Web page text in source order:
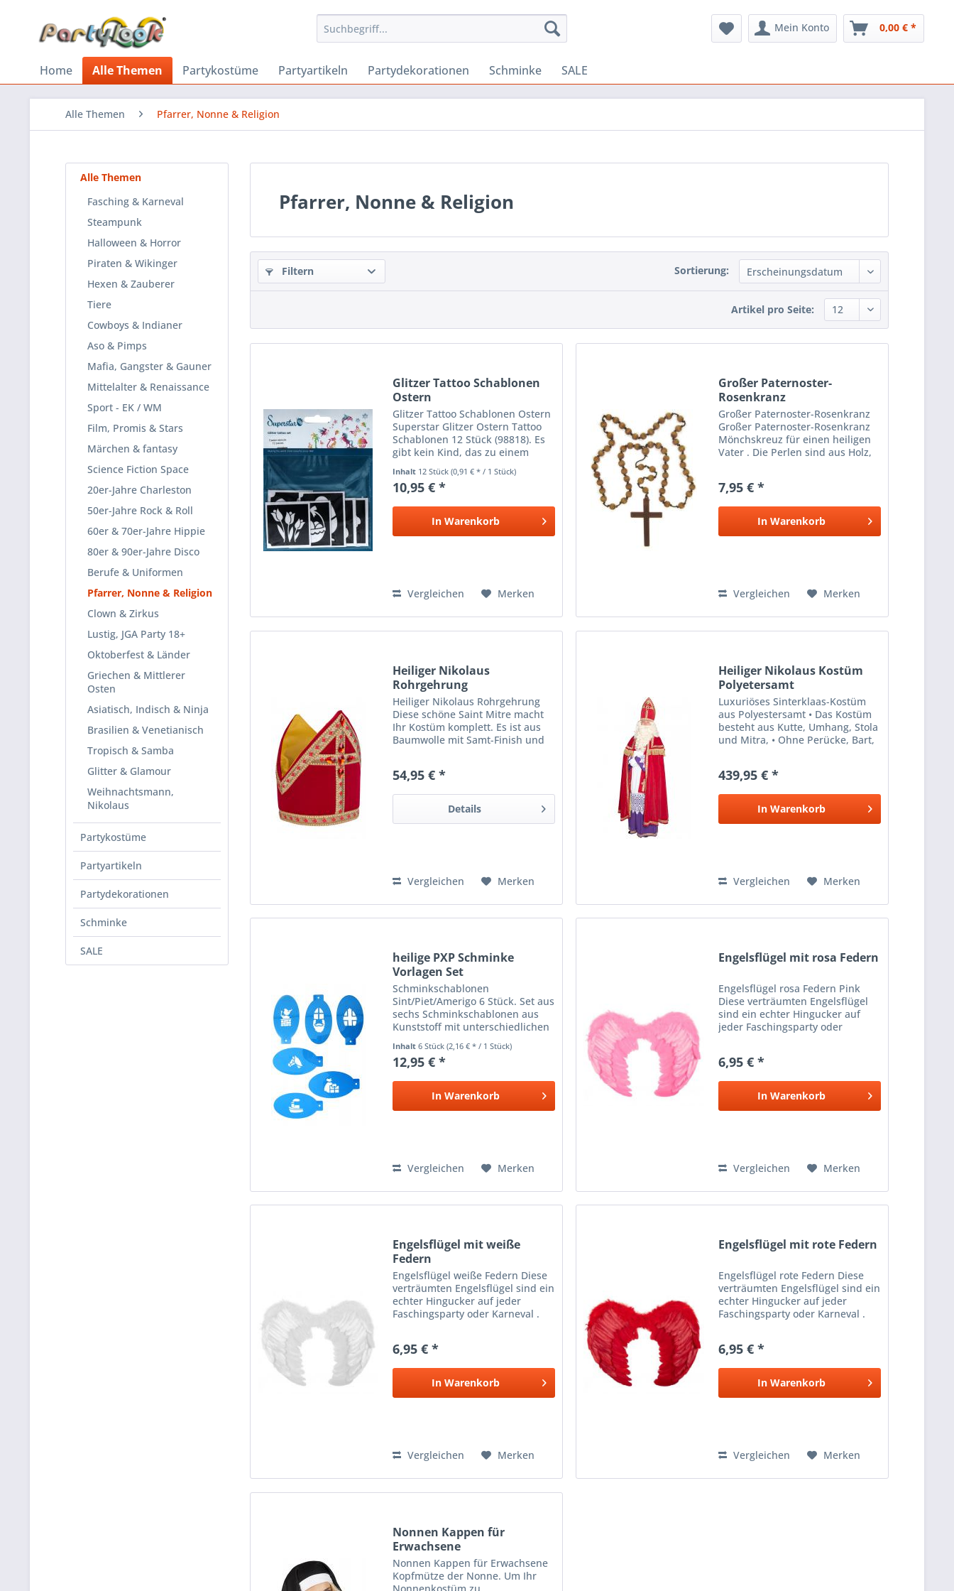
Mein Konto 0,00 € *
Home Alle Themen Partykostüme Partyartikeln Partydekorationen Schminke SALE
Alle Themen Pfarrer, Nonne & Religion
Alle Themen
Fasching & Karneval
Steampunk
Halloween & Horror
Piraten & Wikinger
Hexen & Zauberer
Tiere
Cowboys & Indianer
Aso & Pimps
Mafia, Gangster & Gauner
Mittelalter & Renaissance
Sport - EK / WM
Film, Promis & Stars
Märchen & fantasy
Science Fiction Space
20er-Jahre Charleston
50er-Jahre Rock & Roll
60er & 70er-Jahre Hippie
80er & 90er-Jahre Disco
Berufe & Uniformen
Pfarrer, Nonne & Religion
Clown & Zirkus
Lustig, JGA Party 18+
Oktoberfest & Länder
Griechen & Mittlerer
Osten
Asiatisch, Indisch & Ninja
Brasilien & Venetianisch
Tropisch & Samba
Glitter & Glamour
Weihnachtsmann,
Nikolaus
Partykostüme
Partyartikeln
Partydekorationen
Schminke
SALE
Pfarrer, Nonne & Religion
Filtern Sortierung:
Artikel pro Seite:
Glitzer Tattoo Schablonen
Ostern
Glitzer Tattoo Schablonen Ostern
Superstar Glitzer Ostern Tattoo
Schablonen 12 Stück (98818). Es
gibt kein Kind, das zu einem
Wussten Sie, dass es eigentlich
ganz einfach ist, sie selbst
herzustellen?...
Inhalt 12 Stück(0,91 € * / 1 Stück)
10,95 € *
In Warenkorb
Vergleichen Merken
Großer Paternoster-
Rosenkranz
Großer Paternoster-Rosenkranz
Großer Paternoster-Rosenkranz
Mönchskreuz für einen heiligen
Vater . Die Perlen sind aus Holz,
für eine Faschingsparty .
Kombiniert mit einer...
7,95 € *
In Warenkorb
Vergleichen Merken
Heiliger Nikolaus
Rohrgehrung
Heiliger Nikolaus Rohrgehrung
Diese schöne Saint Mitre macht
Ihr Kostüm komplett. Es ist aus
Baumwolle mit Samt-Finish und
der Vorderseite! Wie wird der
54,95 € *
Details
Vergleichen Merken
Heiliger Nikolaus Kostüm
Polyetersamt
Luxuriöses Sinterklaas-Kostüm
aus Polyestersamt • Das Kostüm
besteht aus Kutte, Umhang, Stola
und Mitra, • Ohne Perücke, Bart,
439,95 € *
In Warenkorb
Vergleichen Merken
heilige PXP Schminke
Vorlagen Set
Schminkschablonen
Sint/Piet/Amerigo 6 Stück. Set aus
sechs Schminkschablonen aus
Kunststoff mit unterschiedlichen
Sinterklaas, Mitra, Amerigo,
Geschenke und das Paketboot. In
Kombination mit Gesichtsfarbe
Inhalt6 Stück(2,16 € * / 1 Stück)
12,95 € *
In Warenkorb
Vergleichen Merken
Engelsflügel mit rosa Federn
Engelsflügel rosa Federn Pink
Diese verträumten Engelsflügel
sind ein echter Hingucker auf
jeder Faschingsparty oder
überraschen Sie alle Herren mit
Ihrem himmlischen Auftritt....
6,95 € *
In Warenkorb
Vergleichen Merken
Engelsflügel mit weiße
Federn
Engelsflügel weiße Federn Diese
verträumten Engelsflügel sind ein
echter Hingucker auf jeder
Faschingsparty oder Karneval .
Sie alle Herren mit Ihrem
himmlischen Auftritt. Die...
6,95 € *
In Warenkorb
Vergleichen Merken
Engelsflügel mit rote Federn
Engelsflügel rote Federn Diese
verträumten Engelsflügel sind ein
echter Hingucker auf jeder
Faschingsparty oder Karneval .
Sie alle Herren mit Ihrem
himmlischen Auftritt. Die...
6,95 € *
In Warenkorb
Vergleichen Merken
Nonnen Kappen für
Erwachsene
Nonnen Kappen für Erwachsene
Kopfmütze der Nonne. Um Ihr